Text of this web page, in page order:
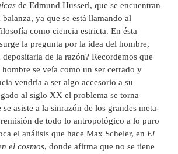
de Edmund Husserl, que se encuentran
ya que se está llamando al
como ciencia estricta. En ésta
la pregunta por la idea del hombre,
depositaria de la razón? Recordemos que
se veía como un ser cerrado y
vendría a ser algo accesorio a su
al siglo XX el problema se torna
asiste a la sinrazón de los grandes meta-
de todo lo antropológico a lo puro
el análisis que hace Max Scheler, en El
el cosmos, donde afirma que no se tiene